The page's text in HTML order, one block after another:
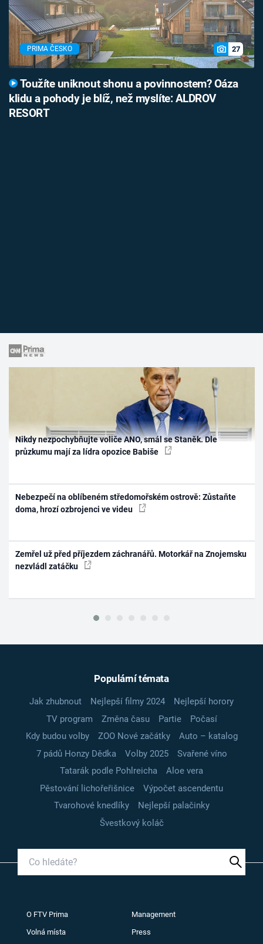
PRIMA ČESKO 27
Toužíte uniknout shonu a povinnostem? Oáza
klidu a pohody je blíž, než myslíte: ALDROV
RESORT
Nikdy nezpochybňujte voliče ANO, smál se Staněk. Dle
průzkumu mají za lídra opozice Babiše
Nebezpečí na oblíbeném středomořském ostrově: Zůstaňte
doma, hrozí ozbrojenci ve videu
Zemřel už před příjezdem záchranářů. Motorkář na Znojemsku
nezvládl zatáčku
Populární témata
Jak zhubnout Nejlepší filmy 2024
Nejlepší horory
TV program
Změna času Partie
Počasí
Kdy budou volby
ZOO Nové začátky
Auto – katalog
7 pádů Honzy Dědka
Volby 2025
Svařené víno
Tatarák podle Pohlreicha
Aloe vera
Pěstování lichořeřišnice
Výpočet ascendentu
Tvarohové knedlíky
Nejlepší palačinky
Švestkový koláč
O FTV Prima Management
Volná místa Press